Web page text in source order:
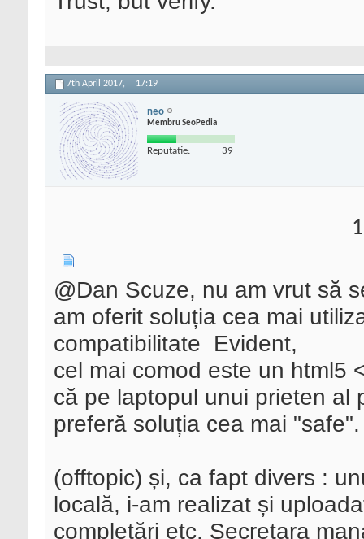
7th April 2017, 17:19
neo
Membru SeoPedia
Reputatie: 39
@Dan Scuze, nu am vrut să
am oferit soluția cea mai
compatibilitate Evident,
cel mai comod este un html5
că pe laptopul unui prieten al
preferă soluția cea mai "safe".
(offtopic) și, ca fapt divers :
locală, i-am realizat și
completări etc. Secretara